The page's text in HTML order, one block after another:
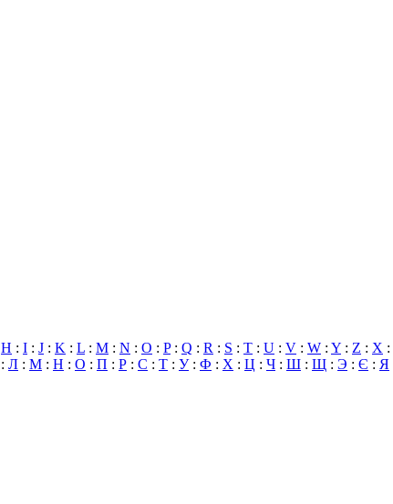
H : I : J : K : L : M : N : O : P: Q : R : S : T : U : V : W : Y : Z : X :
: Л : М : Н : О : П : Р : С : Т : У: Ф : Х : Ц : Ч : Ш : Щ : Э : Є : Я